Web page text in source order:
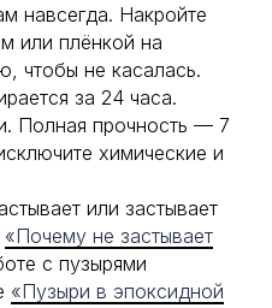
навсегда. Накройте
или плёнкой на
чтобы не касалась.
за 24 часа.
Полная прочность — 7
химические и
или застывает
«Почему не застывает
с пузырями
«Пузыри в эпоксидной